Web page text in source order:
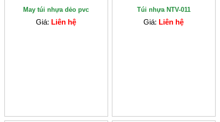
May túi nhựa dẻo pvc
Giá: Liên hệ
Túi nhựa NTV-011
Giá: Liên hệ